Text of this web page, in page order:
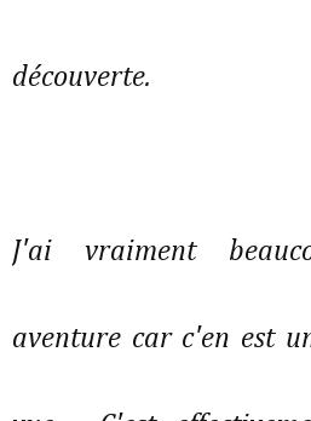
découverte.
J'ai vraiment
aventure car c'en est